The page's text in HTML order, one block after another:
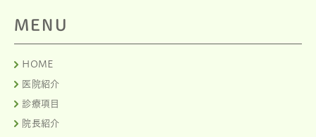
MENU
HOME
医院紹介
診療項目
院長紹介